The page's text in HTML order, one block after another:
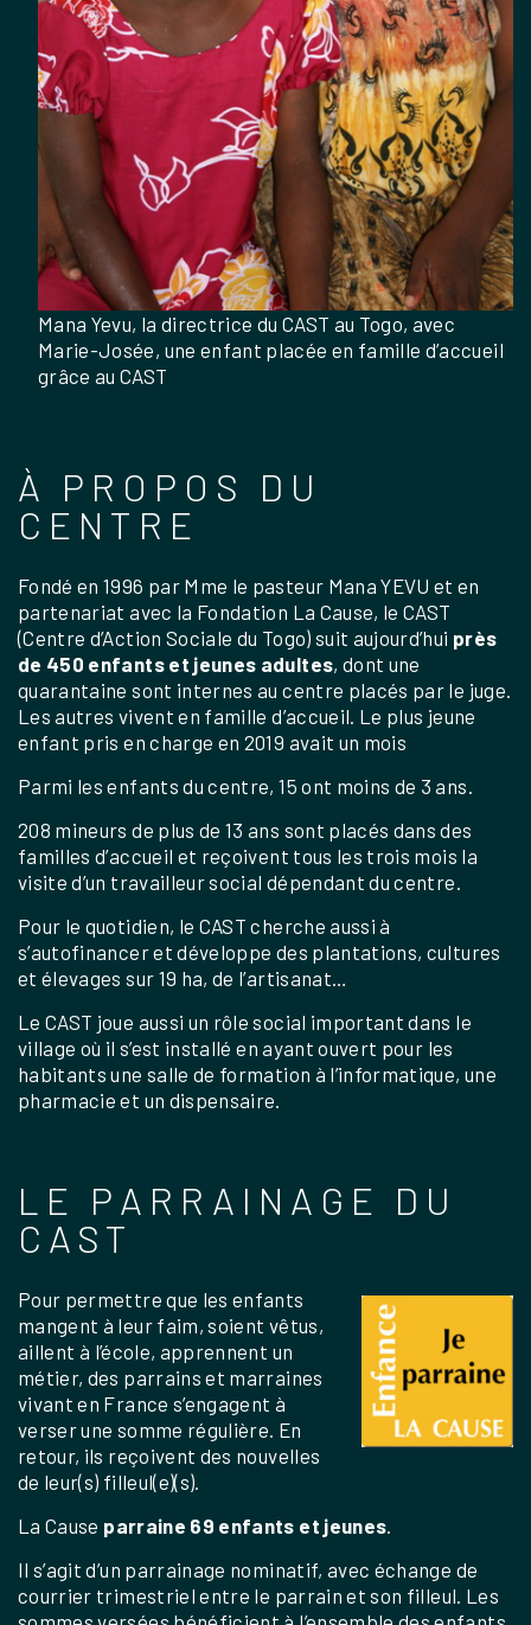
Mana Yevu, la directrice du CAST au Togo, avec
Marie-Josée, une enfant placée en famille d’accueil
grâce au CAST
À PROPOS DU
CENTRE
Fondé en 1996 par Mme le pasteur Mana YEVU et en
partenariat avec la Fondation La Cause, le CAST
(Centre d’Action Sociale du Togo) suit aujourd’hui près
de 450 enfants et jeunes adultes, dont une
quarantaine sont internes au centre placés par le juge.
Les autres vivent en famille d’accueil. Le plus jeune
enfant pris en charge en 2019 avait un mois
Parmi les enfants du centre, 15 ont moins de 3 ans.
208 mineurs de plus de 13 ans sont placés dans des
familles d’accueil et reçoivent tous les trois mois la
visite d’un travailleur social dépendant du centre.
Pour le quotidien, le CAST cherche aussi à
s’autofinancer et développe des plantations, cultures
et élevages sur 19 ha, de l’artisanat…
Le CAST joue aussi un rôle social important dans le
village où il s’est installé en ayant ouvert pour les
habitants une salle de formation à l’informatique, une
pharmacie et un dispensaire.
LE PARRAINAGE DU
CAST
Pour permettre que les enfants
mangent à leur faim, soient vêtus,
aillent à l’école, apprennent un
métier, des parrains et marraines
vivant en France s’engagent à
verser une somme régulière. En
retour, ils reçoivent des nouvelles
de leur(s) filleul(e)(s).
La Cause parraine 69 enfants et jeunes
Il s’agit d’un parrainage nominatif, avec échange de
courrier trimestriel entre le parrain et son filleul. Les